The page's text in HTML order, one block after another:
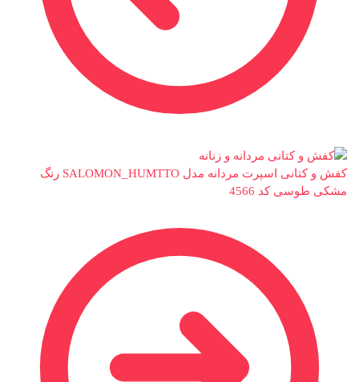
کفش و کتانی اسپرت مردانه مدل SALOMON_HUMTTO رنگ
مشکی طوسی کد 4566